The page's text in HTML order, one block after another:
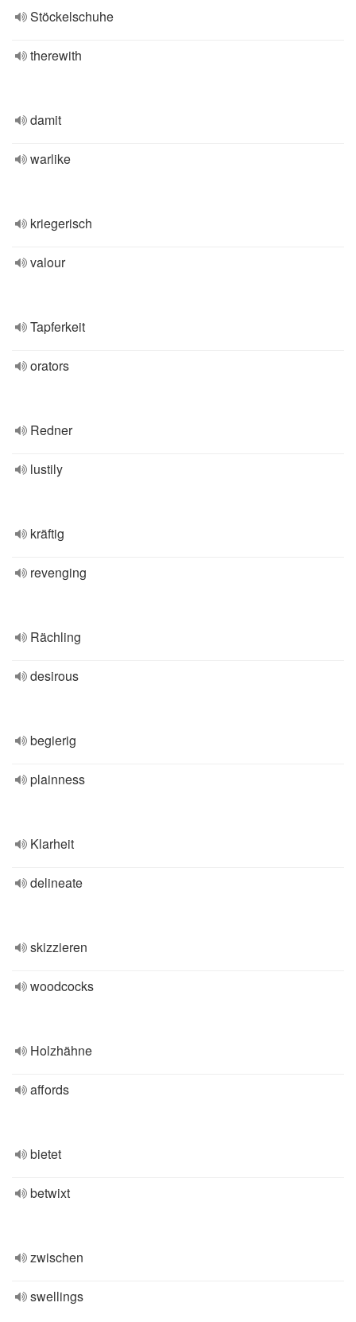
Stöckelschuhe
therewith
damit
warlike
kriegerisch
valour
Tapferkeit
orators
Redner
lustily
kräftig
revenging
Rächling
desirous
begierig
plainness
Klarheit
delineate
skizzieren
woodcocks
Holzhähne
affords
bietet
betwixt
zwischen
swellings